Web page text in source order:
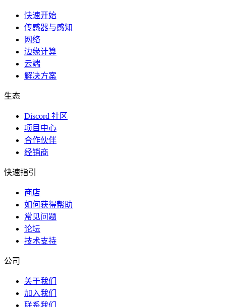
快速开始
传感器与感知
网络
边缘计算
云端
解决方案
生态
Discord 社区
项目中心
合作伙伴
经销商
快速指引
商店
如何获得帮助
常见问题
论坛
技术支持
公司
关于我们
加入我们
联系我们